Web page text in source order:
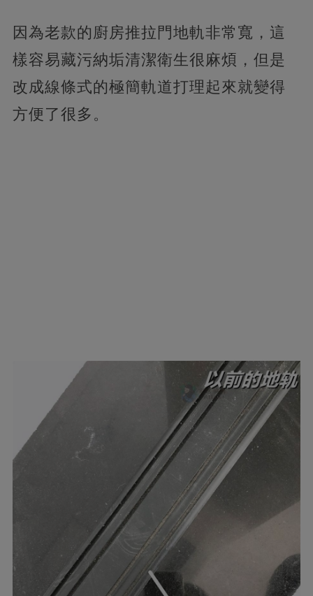
因為老款的廚房推拉門地軌非常寬，這
樣容易藏污納垢清潔衛生很麻煩，但是
改成線條式的極簡軌道打理起來就變得
方便了很多。